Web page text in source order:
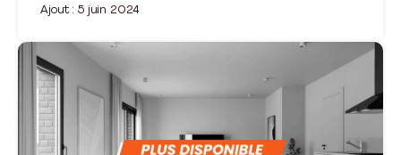
Ajout : 5 juin 2024